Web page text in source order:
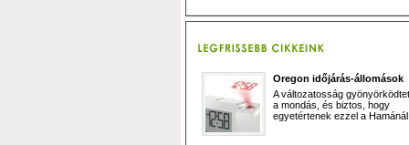
Oregon időjárás-állomások
A változatosság
a mondás, és biztos, hogy
egyetértenek ezzel a